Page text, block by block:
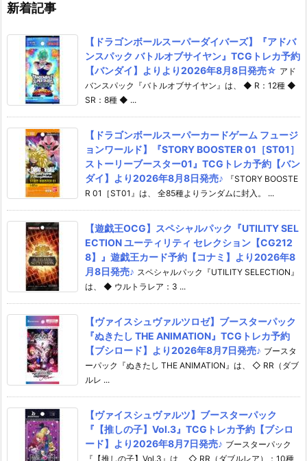
新着記事
【ドラゴンボールスーパーダイバーズ】『アドバ
ンスパック バトルオブサイヤン』TCGトレカ予約
【バンダイ】よりより2026年8月8日発売☆ アド
バンスパック『バトルオブサイヤン』は、 ◆ R：12種 ◆
SR：8種 ◆ ...
【ドラゴンボールスーパーカードゲーム フュージ
ョンワールド】『STORY BOOSTER 01［ST01］
ストーリーブースター01』TCGトレカ予約【バン
ダイ】より2026年8月8日発売♪
『STORY BOOSTE
R 01［ST01』は、 全85種よりランダムに封入。 ...
【遊戯王OCG】スペシャルパック『UTILITY SEL
ECTION ユーティリティ セレクション【CG212
8】』遊戯王カード予約【コナミ】より2026年8
月8日発売♪ スペシャルパック『UTILITY SELECTION』
は、 ◆ ウルトラレア：3 ...
【ヴァイスシュヴァルツロゼ】ブースターパック
『ぬきたし THE ANIMATION』TCGトレカ予約
【ブシロード】より2026年8月7日発売♪ ブースタ
ーパック『ぬきたし THE ANIMATION』は、 ◇ RR（ダブ
ルレ ...
【ヴァイスシュヴァルツ】ブースターパック
『【推しの子】Vol.3』TCGトレカ予約【ブシロ
ード】より2026年8月7日発売♪ ブースターパック
『【推しの子】Vol.3』は、 ◇ RR（ダブルレア）：10種